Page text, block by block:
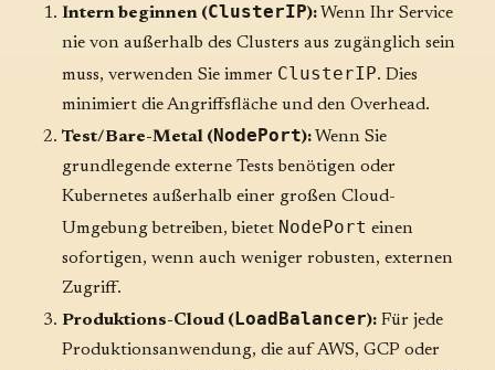
Intern beginnen (ClusterIP): Wenn Ihr Service
nie von außerhalb des Clusters aus zugänglich sein
muss, verwenden Sie immer ClusterIP. Dies
minimiert die Angriffsfläche und den Overhead.
Test/Bare-Metal ( NodePort): Wenn Sie
grundlegende externe Tests benötigen oder
Kubernetes außerhalb einer großen Cloud-
Umgebung betreiben, bietet NodePort einen
sofortigen, wenn auch weniger robusten, externen
Zugriff.
Produktions-Cloud ( LoadBalancer): Für jede
Produktionsanwendung, die auf AWS, GCP oder